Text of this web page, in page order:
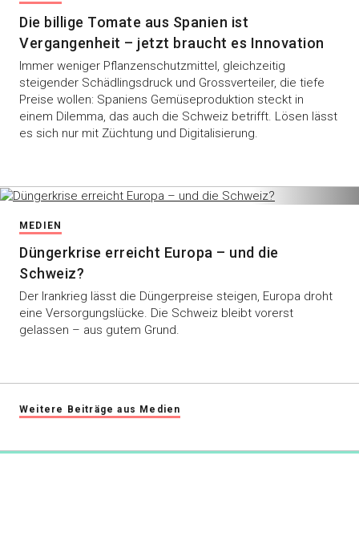
Die billige Tomate aus Spanien ist
Vergangenheit – jetzt braucht es Innovation
Immer weniger Pflanzenschutzmittel, gleichzeitig
steigender Schädlingsdruck und Grossverteiler, die tiefe
Preise wollen: Spaniens Gemüseproduktion steckt in
einem Dilemma, das auch die Schweiz betrifft. Lösen lässt
es sich nur mit Züchtung und Digitalisierung.
MEDIEN
Düngerkrise erreicht Europa – und die
Schweiz?
Der Irankrieg lässt die Düngerpreise steigen, Europa droht
eine Versorgungslücke. Die Schweiz bleibt vorerst
gelassen – aus gutem Grund.
Weitere Beiträge aus Medien